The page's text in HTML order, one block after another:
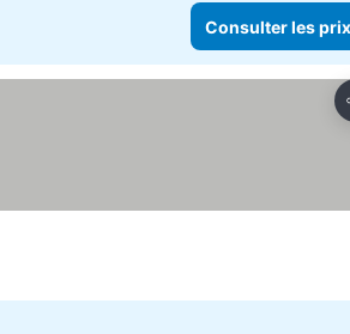
Consulter les prix